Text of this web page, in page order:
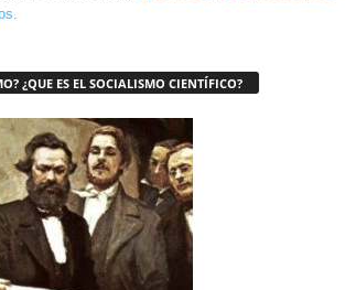
¿QUE ES EL SOCIALISMO CIENTÍFICO?